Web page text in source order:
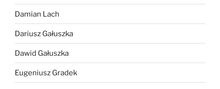
Damian Lach
Dariusz Gałuszka
Dawid Gałuszka
Eugeniusz Gradek